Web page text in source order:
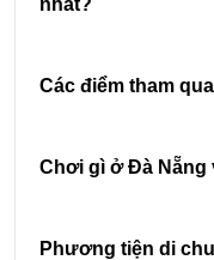
Các điểm tham
Chơi gì ở Đà Nẵng
Phương tiện di